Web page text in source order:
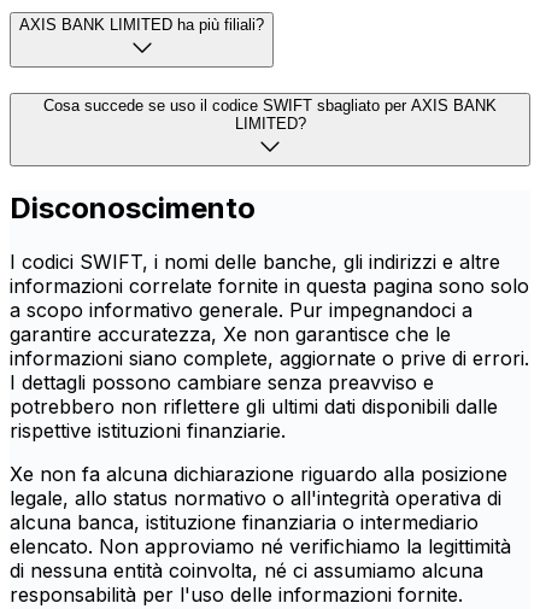
AXIS BANK LIMITED ha più filiali?
Cosa succede se uso il codice SWIFT sbagliato per AXIS BANK
LIMITED?
Disconoscimento
I codici SWIFT, i nomi delle banche, gli indirizzi e altre
informazioni correlate fornite in questa pagina sono solo
a scopo informativo generale. Pur impegnandoci a
garantire accuratezza, Xe non garantisce che le
informazioni siano complete, aggiornate o prive di errori.
I dettagli possono cambiare senza preavviso e
potrebbero non riflettere gli ultimi dati disponibili dalle
rispettive istituzioni finanziarie.
Xe non fa alcuna dichiarazione riguardo alla posizione
legale, allo status normativo o all'integrità operativa di
alcuna banca, istituzione finanziaria o intermediario
elencato. Non approviamo né verifichiamo la legittimità
di nessuna entità coinvolta, né ci assumiamo alcuna
responsabilità per l'uso delle informazioni fornite.